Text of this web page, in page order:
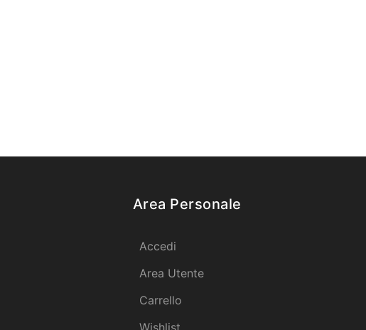
Area Personale
Accedi
Area Utente
Carrello
Wishlist